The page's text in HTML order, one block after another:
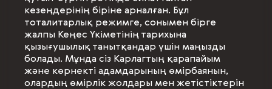
кезеңдерінің біріне арналған. Бұл
тоталитарлық режимге, сонымен бірге
жалпы Кеңес Үкіметінің тарихына
қызығушылық танытқандар үшін маңызды
болады. Мұнда сіз Карлагтың қарапайым
және көрнекті адамдарының өмірбаянын,
олардың өмірлік жолдары мен жетістіктерін